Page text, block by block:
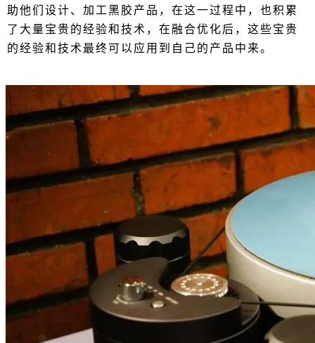
助他们设计、加工黑胶产品，在这一过程中，也积累
了大量宝贵的经验和技术，在融合优化后，这些宝贵
的经验和技术最终可以应用到自己的产品中来。